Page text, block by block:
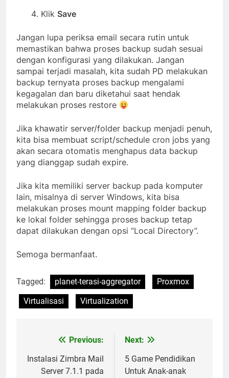
Klik Save
Jangan lupa periksa email secara rutin untuk
memastikan bahwa proses backup sudah sesuai
dengan konfigurasi yang dilakukan. Jangan
sampai terjadi masalah, kita sudah PD melakukan
backup ternyata proses backup mengalami
kegagalan dan baru diketahui saat hendak
melakukan proses restore
Jika khawatir server/folder backup menjadi penuh,
kita bisa membuat script/schedule cron jobs yang
akan secara otomatis menghapus data backup
yang dianggap sudah expire.
Jika kita memiliki server backup pada komputer
lain, misalnya di server Windows, kita bisa
melakukan proses mount mapping folder backup
ke lokal folder sehingga proses backup tetap
dapat dilakukan dengan opsi “Local Directory”.
Semoga bermanfaat.
Tagged: planet-terasi-aggregator
Proxmox
Virtualisasi
Virtualization
navigation
Previous:
Instalasi Zimbra Mail
Server 7.1.1 pada
Next:
5 Game Pendidikan
Untuk Anak-anak